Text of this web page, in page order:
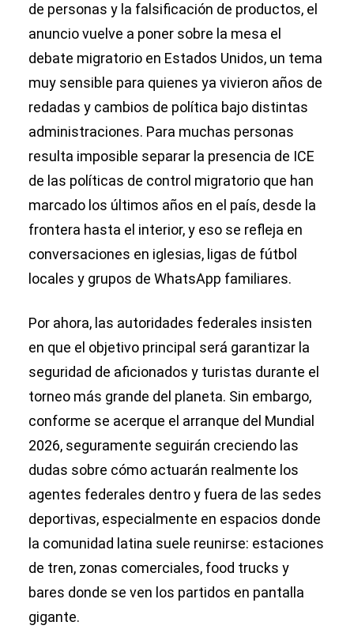
de personas y la falsificación de productos, el
anuncio vuelve a poner sobre la mesa el
debate migratorio en Estados Unidos, un tema
muy sensible para quienes ya vivieron años de
redadas y cambios de política bajo distintas
administraciones. Para muchas personas
resulta imposible separar la presencia de ICE
de las políticas de control migratorio que han
marcado los últimos años en el país, desde la
frontera hasta el interior, y eso se refleja en
conversaciones en iglesias, ligas de fútbol
locales y grupos de WhatsApp familiares.
Por ahora, las autoridades federales insisten
en que el objetivo principal será garantizar la
seguridad de aficionados y turistas durante el
torneo más grande del planeta. Sin embargo,
conforme se acerque el arranque del Mundial
2026, seguramente seguirán creciendo las
dudas sobre cómo actuarán realmente los
agentes federales dentro y fuera de las sedes
deportivas, especialmente en espacios donde
la comunidad latina suele reunirse: estaciones
de tren, zonas comerciales, food trucks y
bares donde se ven los partidos en pantalla
gigante.